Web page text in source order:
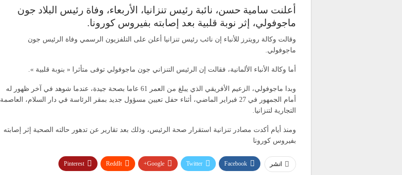
أعلنت سامية حسن، نائبة رئيس تنزانيا، الأربعاء، وفاة رئيس البلاد جون
ماجوفولي، إثر نوبة قلبية بعد إصابته بفيروس كورونا.
وقالت وكالة رويترز للأنباء إن نائب رئيس تنزانيا أعلن على التلفزيون الرسمي وفاة الرئيس جون
ماجوفولي.
أما وكالة الأنباء الألمانية، فقالت إن الرئيس التنزاني جون ماجوفولي توفى متأثرا « بنوبة قلبية ».
وبدا ماجوفولي، الزعيم الأفريقي الذي يبلغ من العمر 61 عاما بصحة جيدة، عندما شوهد في آخر ظهور له
أمام الجمهور في 27 فبراير الماضي، أثناء حفل تعيين مسؤول جديد بمقر الرئاسة في دار السلام، العاصمة
التجارية لتنزانيا.
ومنذ أيام أكدت مصادر تنزانية استقرار صحة الرئيس، وذلك بعد تقارير عن تدهور حالته الصحية إثر إصابته
بفيروس كورونا
انشر Facebook
Twitter
Google+
ReddIt
Pinterest